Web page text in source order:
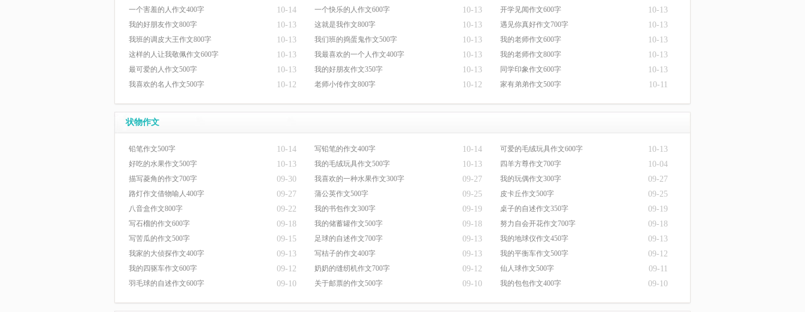
一个害羞的人作文400字 10-14 一个快乐的人作文600字 10-13 开学见闻作文600字 10-13
我的好朋友作文800字 10-13 这就是我作文800字 10-13 遇见你真好作文700字 10-13
我班的调皮大王作文800字 10-13 我们班的捣蛋鬼作文500字 10-13 我的老师作文600字 10-13
这样的人让我敬佩作文600字 10-13 我最喜欢的一个人作文400字 10-13 我的老师作文800字 10-13
最可爱的人作文500字 10-13 我的好朋友作文350字 10-13 同学印象作文600字 10-13
我喜欢的名人作文500字 10-12 老师小传作文800字 10-12 家有弟弟作文500字 10-11
状物作文
铅笔作文500字 10-14 写铅笔的作文400字 10-14 可爱的毛绒玩具作文600字 10-13
好吃的水果作文500字 10-13 我的毛绒玩具作文500字 10-13 四羊方尊作文700字 10-04
描写菱角的作文700字 09-30 我喜欢的一种水果作文300字 09-27 我的玩偶作文300字 09-27
路灯作文借物喻人400字 09-27 蒲公英作文500字 09-25 皮卡丘作文500字 09-25
八音盒作文800字 09-22 我的书包作文300字 09-19 桌子的自述作文350字 09-19
写石榴的作文600字 09-18 我的储蓄罐作文500字 09-18 努力自会开花作文700字 09-18
写苦瓜的作文500字 09-15 足球的自述作文700字 09-13 我的地球仪作文450字 09-13
我家的大侦探作文400字 09-13 写桔子的作文400字 09-13 我的平衡车作文500字 09-12
我的四驱车作文600字 09-12 奶奶的缝纫机作文700字 09-12 仙人球作文500字 09-11
羽毛球的自述作文600字 09-10 关于邮票的作文500字 09-10 我的包包作文400字 09-10